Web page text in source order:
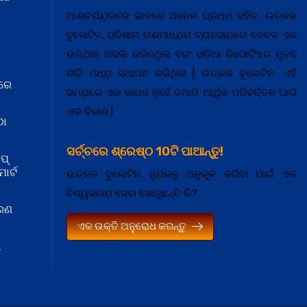
ଆଶ୍ଚର୍ଯ୍ଯ଼ଜନକ ଭାବରେ ଅନେକ ପ୍ରଥମ ସହିତ, ଉତ୍କଳ
ବୁଲେଟିନ, ଓଡ଼ିଶାର ଗଣମାଧ୍ଯ଼ମ ବ୍ଯ଼ବସାଯ଼ରେ କେବଳ ଏକ
ଉତ୍ଥାନ ହାସଲ କରିନଥିଲା ବରଂ ଓଡ଼ିଆ ରିପୋର୍ଟିଂରେ ନୂତନ
ନୀତି ମଧ୍ଯ଼ ସ୍ଥାପନ କରିଥିଲା | ଉତ୍କଳ ବୁଲେଟିନ, ଏହି
ସମଯ଼ରେ ଏକ କାଗଜ ନୁହେଁ ତଥାପି ଆର୍ଥିକ ପରିବର୍ତ୍ତନ ପାଇଁ
ଏକ ବିକାଶ |
ସର୍ଚ୍ଚରେ ଶ୍ରେଷ୍ଠ 10ଟି ପାଆନ୍ତୁ!
ଉତ୍କଳ ବୁଲେଟିନ ନ୍ଯ଼ୁଜକୁ ଅନୁକୂଳ କରିବା ପାଇଁ ଏକ
ବିଶ୍ୱସନୀଯ଼ ସେବା ଖୋଜୁଛନ୍ତି କି?
ଏକ ଉକ୍ତି ଅନୁରୋଧ କରନ୍ତୁ